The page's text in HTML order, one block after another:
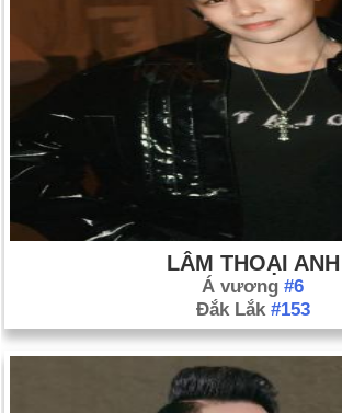
LÂM THOẠI ANH
Á vương #6
Đắk Lắk #153